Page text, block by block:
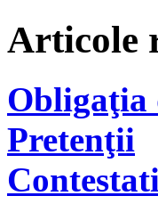
Articole
Obligaţia
Pretenţii